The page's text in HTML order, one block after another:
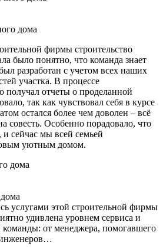
дома
фирмы строительство
было понятно, что команда знает
разработан с учетом всех наших
участка. В процессе
получал отчеты о проделанной
так как чувствовал себя в курсе
остался более чем доволен – всё
совесть. Особенно порадовало, что
сейчас мы всей семьей
уютным домом.
услугами этой строительной фирмы
удивлена уровнем сервиса и
команды: от менеджера, помогавшего